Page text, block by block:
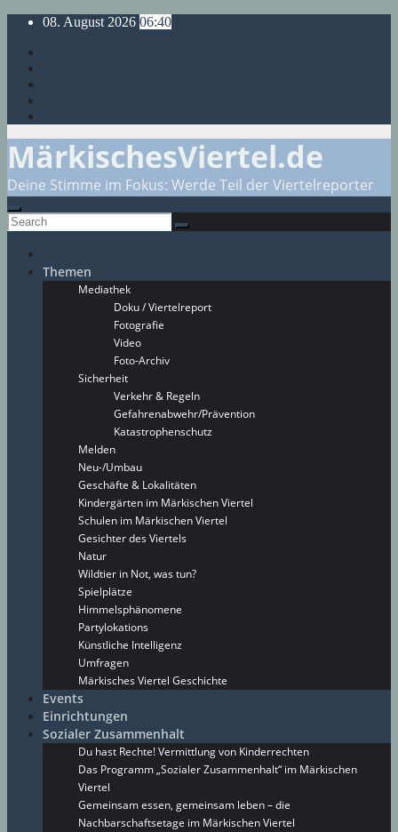
Skip
content
08. August 2026 06:40
MärkischesViertel.de
Deine Stimme im Fokus: Werde Teil der Viertelreporter
Themen
Mediathek
Doku / Viertelreport
Fotografie
Video
Foto-Archiv
Sicherheit
Verkehr & Regeln
Gefahrenabwehr/Prävention
Katastrophenschutz
Melden
Neu-/Umbau
Geschäfte & Lokalitäten
Kindergärten im Märkischen Viertel
Schulen im Märkischen Viertel
Gesichter des Viertels
Natur
Wildtier in Not, was tun?
Spielplätze
Himmelsphänomene
Partylokations
Künstliche Intelligenz
Umfragen
Märkisches Viertel Geschichte
Events
Einrichtungen
Sozialer Zusammenhalt
Du hast Rechte! Vermittlung von Kinderrechten
Das Programm „Sozialer Zusammenhalt“ im Märkischen
Viertel
Gemeinsam essen, gemeinsam leben – die
Nachbarschaftsetage im Märkischen Viertel